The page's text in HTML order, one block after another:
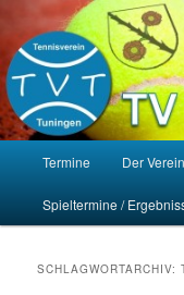
primären
Inhalt
springen
sekundären
Inhalt
springenTV
Homepage des
Termine Der Verein
Spieltermine /
SCHLAGWORTARCHIV: